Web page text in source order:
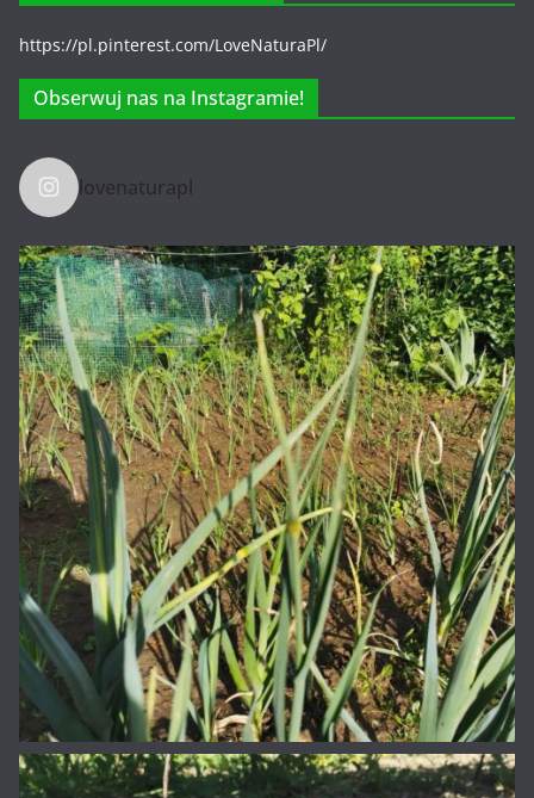
https://pl.pinterest.com/LoveNaturaPl/
Obserwuj nas na Instagramie!
lovenaturapl